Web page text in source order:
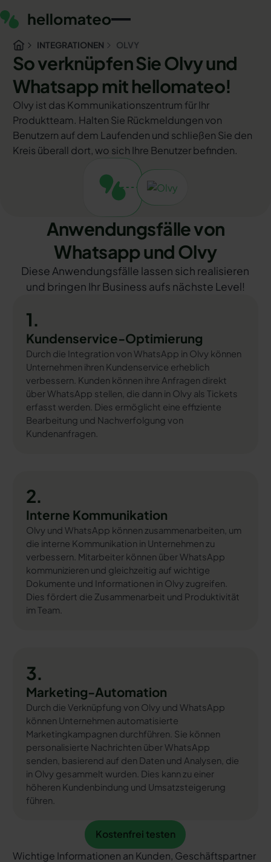
INTEGRATIONEN OLVY
So verknüpfen Sie Olvy und
Whatsapp mit hellomateo!
Olvy ist das Kommunikationszentrum für Ihr
Produktteam. Halten Sie Rückmeldungen von
Benutzern auf dem Laufenden und schließen Sie den
Kreis überall dort, wo sich Ihre Benutzer befinden.
Anwendungsfälle von
Whatsapp und Olvy
Diese Anwendungsfälle lassen sich realisieren
und bringen Ihr Business aufs nächste Level!
1.
Kundenservice-Optimierung
Durch die Integration von WhatsApp in Olvy können
Unternehmen ihren Kundenservice erheblich
verbessern. Kunden können ihre Anfragen direkt
über WhatsApp stellen, die dann in Olvy als Tickets
erfasst werden. Dies ermöglicht eine effiziente
Bearbeitung und Nachverfolgung von
Kundenanfragen.
2.
Interne Kommunikation
Olvy und WhatsApp können zusammenarbeiten, um
die interne Kommunikation in Unternehmen zu
verbessern. Mitarbeiter können über WhatsApp
kommunizieren und gleichzeitig auf wichtige
Dokumente und Informationen in Olvy zugreifen.
Dies fördert die Zusammenarbeit und Produktivität
im Team.
3.
Marketing-Automation
Durch die Verknüpfung von Olvy und WhatsApp
können Unternehmen automatisierte
Marketingkampagnen durchführen. Sie können
personalisierte Nachrichten über WhatsApp
senden, basierend auf den Daten und Analysen, die
in Olvy gesammelt wurden. Dies kann zu einer
höheren Kundenbindung und Umsatzsteigerung
führen.
Kostenfrei testen
Kostenfrei testen
Wichtige Informationen an Kunden, Geschäftspartner